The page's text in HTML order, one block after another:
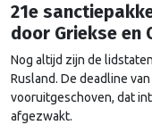
21e
door Griekse en
Nog altijd zijn de
Rusland. De deadline
vooruitgeschoven, dat
afgezwakt.